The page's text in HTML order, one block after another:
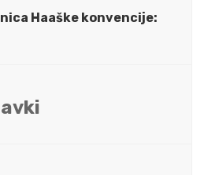
Haaške konvencije: